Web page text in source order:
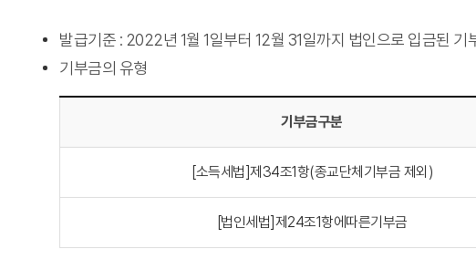
발급기준 : 2022년 1월 1일부터 12월 31일까지 법인으로 입금된
기부금의 유형
기부금구분
[소득세법]제34조1항(종교단체기부금 제외)
[법인세법]제24조1항에따른기부금